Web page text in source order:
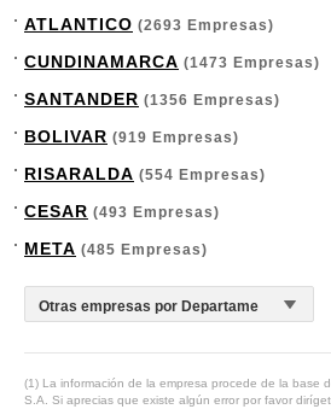
ATLANTICO (2693 Empresas)
CUNDINAMARCA (1473 Empresas)
SANTANDER (1356 Empresas)
BOLIVAR (919 Empresas)
RISARALDA (554 Empresas)
CESAR (493 Empresas)
META (485 Empresas)
(1) La información de la empresa procede de la base
S.A. Si aprecias que existe algún error por favor